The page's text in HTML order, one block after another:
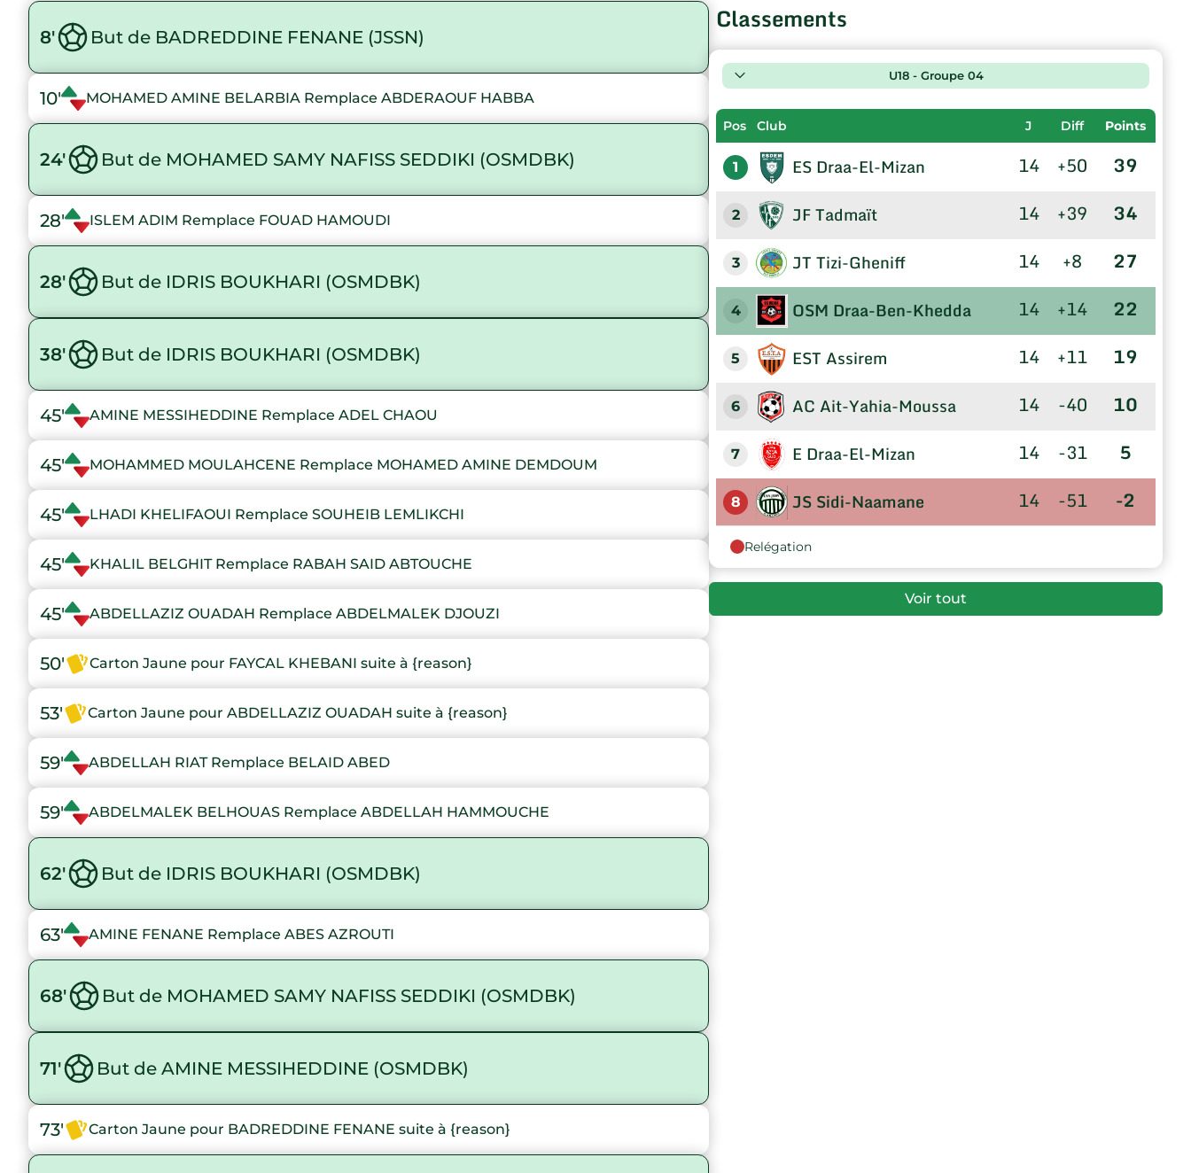
8' But de BADREDDINE FENANE (JSSN)
10' MOHAMED AMINE BELARBIA Remplace ABDERAOUF HABBA
24' But de MOHAMED SAMY NAFISS SEDDIKI (OSMDBK)
28' ISLEM ADIM Remplace FOUAD HAMOUDI
28' But de IDRIS BOUKHARI (OSMDBK)
38' But de IDRIS BOUKHARI (OSMDBK)
45' AMINE MESSIHEDDINE Remplace ADEL CHAOU
45' MOHAMMED MOULAHCENE Remplace MOHAMED AMINE DEMDOUM
45' LHADI KHELIFAOUI Remplace SOUHEIB LEMLIKCHI
45' KHALIL BELGHIT Remplace RABAH SAID ABTOUCHE
45' ABDELLAZIZ OUADAH Remplace ABDELMALEK DJOUZI
50' Carton Jaune pour FAYCAL KHEBANI suite à {reason}
53' Carton Jaune pour ABDELLAZIZ OUADAH suite à {reason}
59' ABDELLAH RIAT Remplace BELAID ABED
59' ABDELMALEK BELHOUAS Remplace ABDELLAH HAMMOUCHE
62' But de IDRIS BOUKHARI (OSMDBK)
63' AMINE FENANE Remplace ABES AZROUTI
68' But de MOHAMED SAMY NAFISS SEDDIKI (OSMDBK)
71' But de AMINE MESSIHEDDINE (OSMDBK)
73' Carton Jaune pour BADREDDINE FENANE suite à {reason}
Classements
U18 - Groupe 04
Pos Club J Diff Points
1 ES Draa-El-Mizan 14 +50 39
2 JF Tadmaït 14 +39 34
3 JT Tizi-Gheniff 14 +8 27
4 OSM Draa-Ben-Khedda 14 +14 22
5 EST Assirem 14 +11 19
6 AC Ait-Yahia-Moussa 14 -40 10
7 E Draa-El-Mizan 14 -31 5
8 JS Sidi-Naamane 14 -51 -2
Relégation
Voir tout